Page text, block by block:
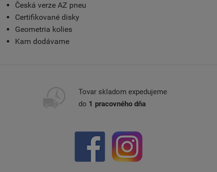
Česká verze AZ pneu
Certifikované disky
Geometria kolies
Kam dodávame
Tovar skladom expedujeme
do 1 pracovného dňa